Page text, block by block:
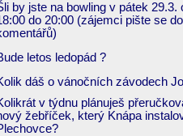
by jste na bowling v pátek 29.3.
do 20:00 (zájemci pište se do
letos ledopád ?
dáš o vánočních závodech
v týdnu plánuješ
žebříček, který Knápa